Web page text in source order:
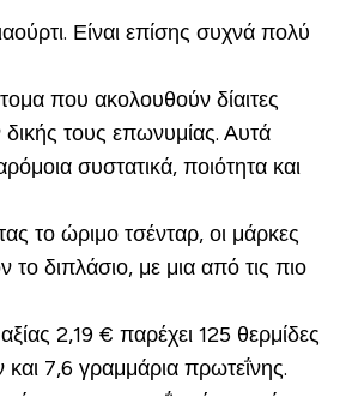
Είναι επίσης συχνά πολύ
που ακολουθούν δίαιτες
τους επωνυμίας. Αυτά
συστατικά, ποιότητα και
το ώριμο τσένταρ, οι μάρκες
διπλάσιο, με μια από τις πιο
2,19 € παρέχει 125 θερμίδες
7,6 γραμμάρια πρωτεΐνης.